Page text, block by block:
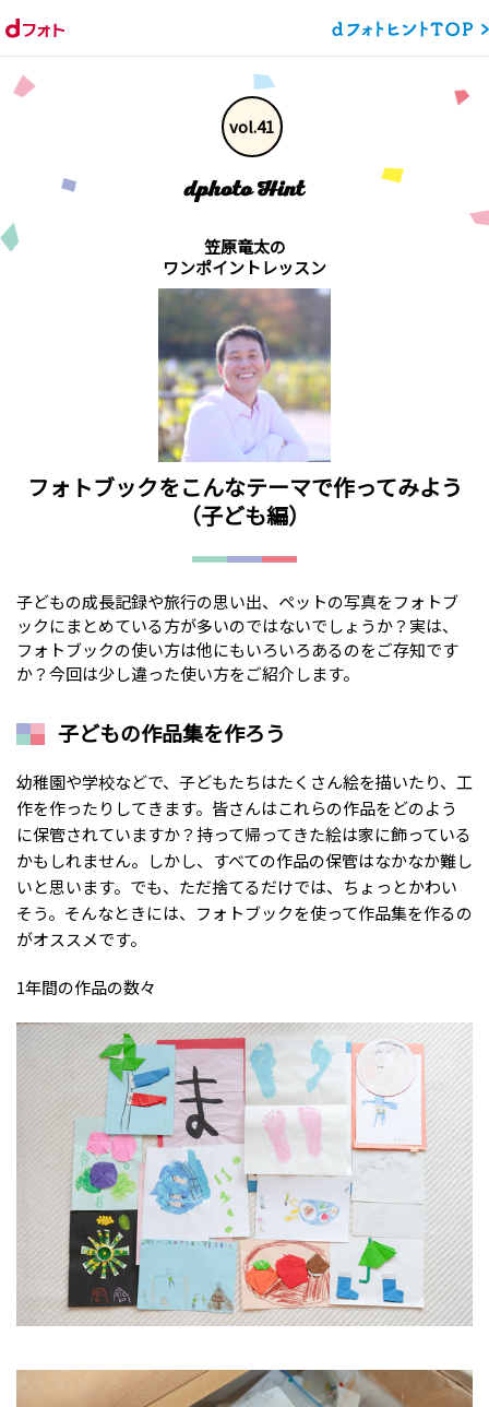
vol.41
笠原竜太の
ワンポイントレッスン
フォトブックをこんなテーマで作ってみよう
（子ども編）
子どもの成長記録や旅行の思い出、ペットの写真をフォトブ
ックにまとめている方が多いのではないでしょうか？実は、
フォトブックの使い方は他にもいろいろあるのをご存知です
か？今回は少し違った使い方をご紹介します。
子どもの作品集を作ろう
幼稚園や学校などで、子どもたちはたくさん絵を描いたり、工
作を作ったりしてきます。皆さんはこれらの作品をどのよう
に保管されていますか？持って帰ってきた絵は家に飾っている
かもしれません。しかし、すべての作品の保管はなかなか難し
いと思います。でも、ただ捨てるだけでは、ちょっとかわい
そう。そんなときには、フォトブックを使って作品集を作るの
がオススメです。
1年間の作品の数々